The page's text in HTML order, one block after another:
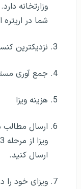
وزارتخانه
شما در
نزدیکترین
جمع آوری
هزینه ویزا
ارسال کنید.
ویزای خود را